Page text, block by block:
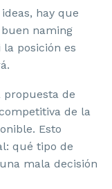
hay que
naming
la posición es
de
de la
Esto
qué tipo de
mala decisión